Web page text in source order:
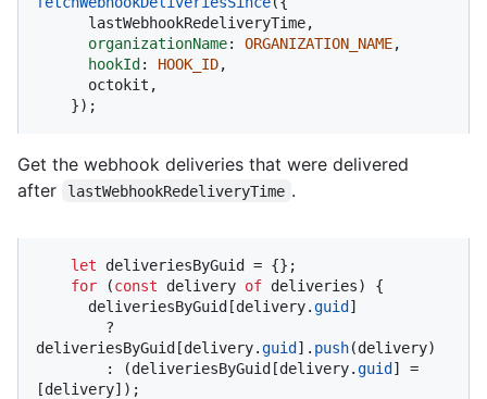
organizationName: ORGANIZATION_NAME,
hookId : HOOK_ID,
    });
Get the webhook deliveries that were delivered
after
lastWebhookRedeliveryTime .
let deliveriesByGuid = {};
for (const delivery of deliveries) {
      deliveriesByGuid[delivery.
guid ]
deliveriesByGuid[delivery.guid ]. push(delivery)
        : (deliveriesByGuid[delivery.
guid ] =
[delivery]);